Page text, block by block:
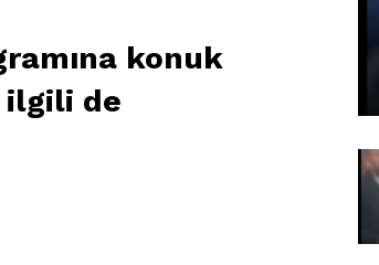
konuk
ilgili de